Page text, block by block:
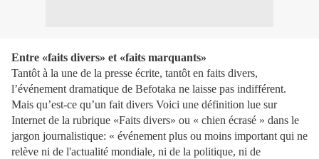
Entre «faits divers» et «faits marquants»
Tantôt à la une de la presse écrite, tantôt en faits divers,
l’événement dramatique de Befotaka ne laisse pas indifférent.
Mais qu’est-ce qu’un fait divers Voici une définition lue sur
Internet de la rubrique «Faits divers» ou « chien écrasé » dans le
jargon journalis­tique: « événement plus ou moins important qui ne
relève ni de l'actualité mondiale, ni de la politique, ni de